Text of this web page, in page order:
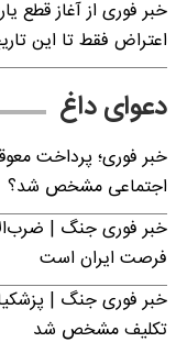
اعتراض فقط تا این
دعوای داغ
خبر فوری؛ پرداخت
اجتماعی مشخص شد؟
خبر فوری جنگ |
فرصت ایران است
خبر فوری جنگ |
تکلیف مشخص شد